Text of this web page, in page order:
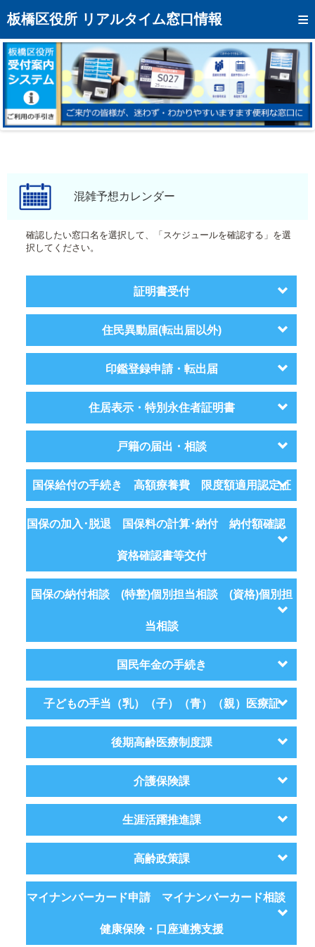
板橋区役所 リアルタイム窓口情報
トップページへ
混雑予想カレンダー
リアルタイム混雑状況
リアルタイム受付番号状況
メール通知登録
モバイルサイト
区役所フロアマップ
混雑予想カレンダー
確認したい窓口名を選択して、「スケジュールを確認する」を選
択してください。
証明書受付
住民異動届(転出届以外)
印鑑登録申請・転出届
住居表示・特別永住者証明書
戸籍の届出・相談
国保給付の手続き 高額療養費 限度額適用認定証
国保の加入･脱退 国保料の計算･納付 納付額確認
資格確認書等交付
国保の納付相談 (特整)個別担当相談 (資格)個別担
当相談
国民年金の手続き
子どもの手当（乳）（子）（青）（親）医療証
後期高齢医療制度課
介護保険課
生涯活躍推進課
高齢政策課
マイナンバーカード申請 マイナンバーカード相談
健康保険・口座連携支援